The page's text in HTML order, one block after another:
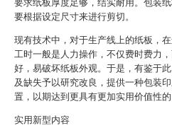
要求纸板厚度足够，结实耐用。包装
要根据设定尺寸来进行剪切。
现有技术中，对于生产线上的纸板，
工时一般是人力操作，不仅费时费力
好，易破坏纸板外观。于是，有鉴于
及缺失予以研究改良，提供一种包装
置，以期达到更具有更加实用价值性的
实用新型内容